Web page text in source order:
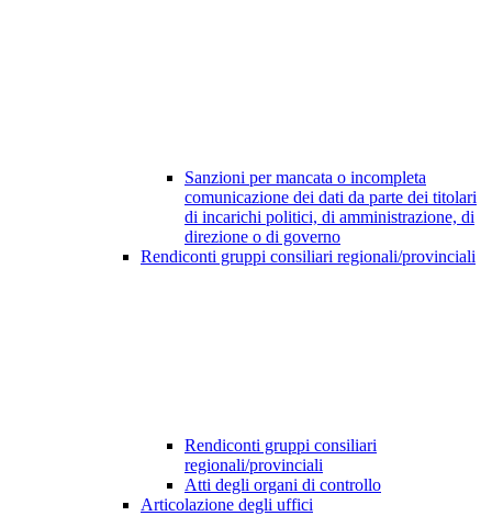
Sanzioni per mancata o incompleta
comunicazione dei dati da parte dei titolari
di incarichi politici, di amministrazione, di
direzione o di governo
Rendiconti gruppi consiliari regionali/provinciali
Rendiconti gruppi consiliari
regionali/provinciali
Atti degli organi di controllo
Articolazione degli uffici